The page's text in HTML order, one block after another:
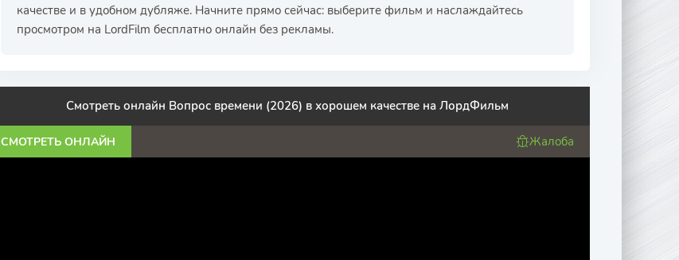
качестве и в удобном дубляже. Начните прямо сейчас: выберите фильм и наслаждайтесь
просмотром на LordFilm бесплатно онлайн без рекламы.
Смотреть онлайн Вопрос времени (2026) в хорошем качестве на ЛордФильм
СМОТРЕТЬ ОНЛАЙН Жалоба